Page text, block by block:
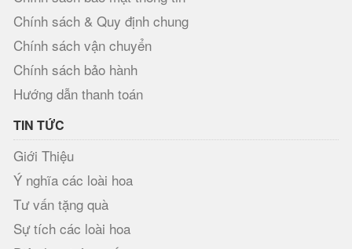
Chính sách & Quy định chung
Chính sách vận chuyển
Chính sách bảo hành
Hướng dẫn thanh toán
TIN TỨC
Giới Thiệu
Ý nghĩa các loài hoa
Tư vấn tặng quà
Sự tích các loài hoa